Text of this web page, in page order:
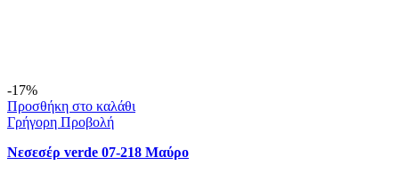
-17%
Προσθήκη στο καλάθι
Γρήγορη Προβολή
Νεσεσέρ verde 07-218 Μαύρο